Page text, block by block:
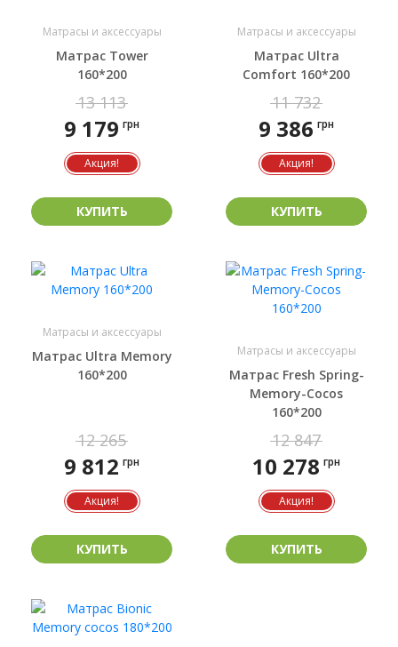
Матрасы и аксессуары
Матрас Tower
160*200
13 113
9 179 грн
Акция!
КУПИТЬ
Матрасы и аксессуары
Матрас Ultra
Comfort 160*200
11 732
9 386 грн
Акция!
КУПИТЬ
Матрасы и аксессуары
Матрас Ultra Memory
160*200
12 265
9 812 грн
Акция!
КУПИТЬ
Матрасы и аксессуары
Матрас Fresh Spring-
Memory-Cocos
160*200
12 847
10 278 грн
Акция!
КУПИТЬ